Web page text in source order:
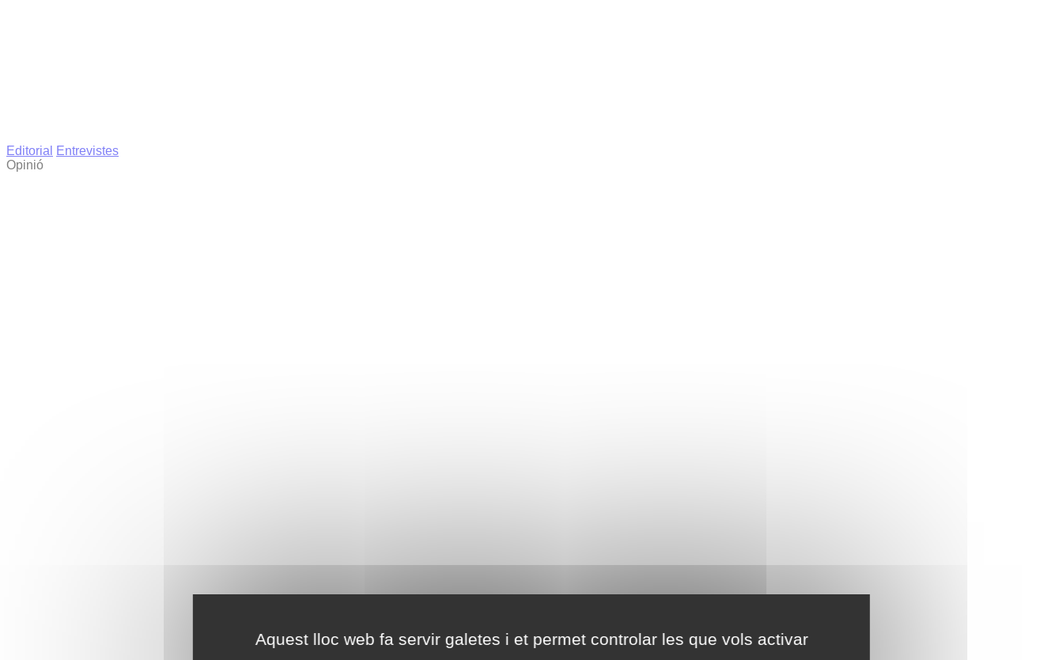
Aquest lloc web fa servir galetes i et permet controlar les que vols activar
Editorial
Entrevistes
Opinió